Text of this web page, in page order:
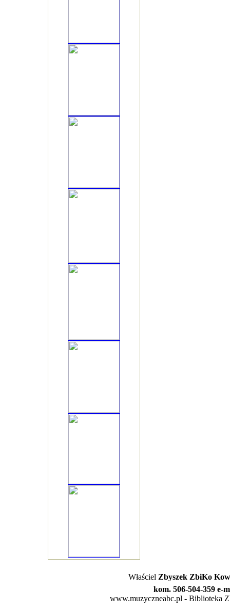
Właściel Zbyszek ZbiKo
kom. 506-504-359 e-
www.muzyczneabc.pl - Biblioteka